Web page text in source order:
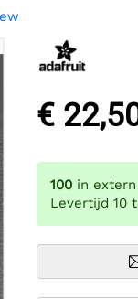
€
100 in
Levertijd 10